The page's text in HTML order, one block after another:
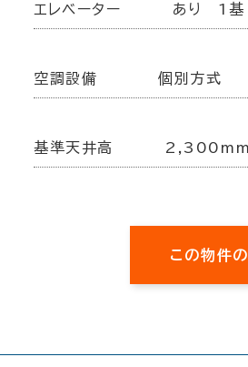
エレベーター あり 1基
空調設備 個別方式
基準天井高
この物件